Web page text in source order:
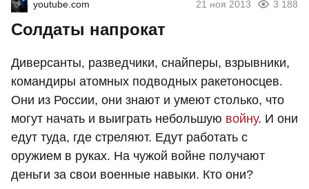
youtube.com 21 ноя 2013 3 188
Солдаты напрокат
Диверсанты, разведчики, снайперы, взрывники,
командиры атомных подводных ракетоносцев.
Они из России, они знают и умеют столько, что
могут начать и выиграть небольшую войну. И они
едут туда, где стреляют. Едут работать с
оружием в руках. На чужой войне получают
деньги за свои военные навыки. Кто они?